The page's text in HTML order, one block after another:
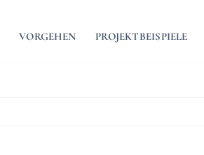
VORGEHEN PROJEKTBEISPIELE